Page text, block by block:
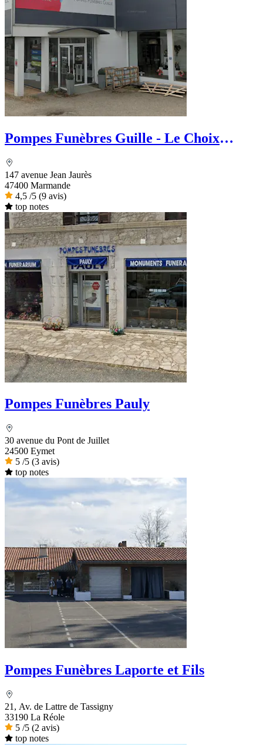
Pompes Funèbres Guille - Le Choix
147 avenue Jean Jaurès
47400 Marmande
4,5 /5 (9 avis)
top notes
Pompes Funèbres Pauly
30 avenue du Pont de Juillet
24500 Eymet
5 /5 (3 avis)
top notes
Pompes Funèbres Laporte et Fils
21, Av. de Lattre de Tassigny
33190 La Réole
5 /5 (2 avis)
top notes